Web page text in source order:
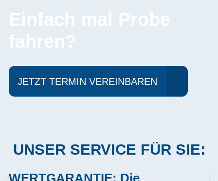
Einfach mal Probe
fahren?
JETZT TERMIN VEREINBAREN
UNSER SERVICE FÜR SIE:
WERTGARANTIE: Die